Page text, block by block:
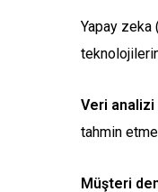
Yapay zeka
Veri
tahmin
Müşteri